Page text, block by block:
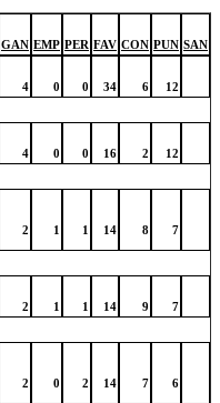
GAN EMP PER FAV CON PUN SAN
4 0 0 34 6 12
4 0 0 16 2 12
2 1 1 14 8 7
2 1 1 14 9 7
2 0 2 14 7 6